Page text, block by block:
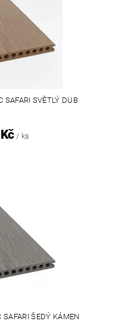
SAFARI SVĚTLÝ DUB
/ ks
SAFARI ŠEDÝ KÁMEN